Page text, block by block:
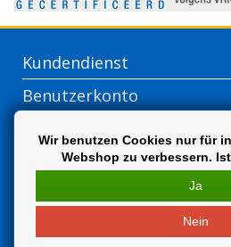
Kundendienst
Benutzerkonto
Extra
Wir benutzen Cookies nur für
Webshop zu verbessern.
Ja
Nein